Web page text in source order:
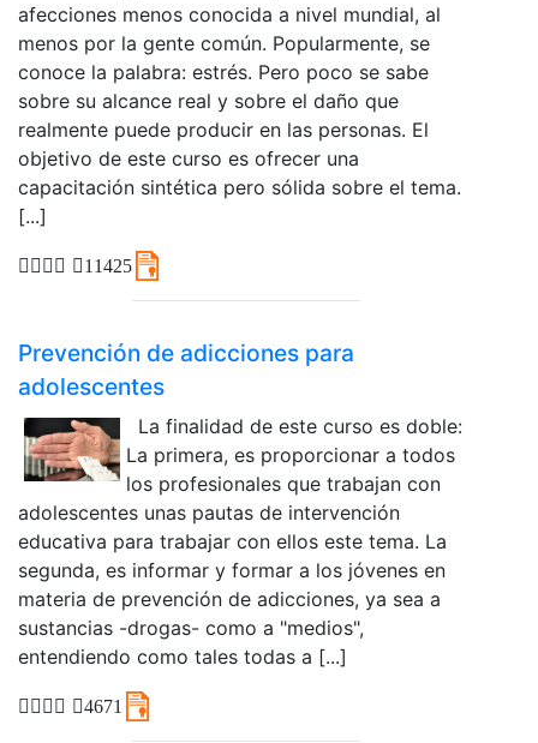
afecciones menos conocida a nivel mundial, al
menos por la gente común. Popularmente, se
conoce la palabra: estrés. Pero poco se sabe
sobre su alcance real y sobre el daño que
realmente puede producir en las personas. El
objetivo de este curso es ofrecer una
capacitación sintética pero sólida sobre el tema.
[...]
11425
Prevención de adicciones para
adolescentes
La finalidad de este curso es doble:
La primera, es proporcionar a todos
los profesionales que trabajan con
adolescentes unas pautas de intervención
educativa para trabajar con ellos este tema. La
segunda, es informar y formar a los jóvenes en
materia de prevención de adicciones, ya sea a
sustancias -drogas- como a "medios",
entendiendo como tales todas a [...]
4671